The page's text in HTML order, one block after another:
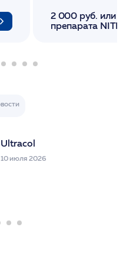
2 000 руб. или
препарата
Ultracol
10 июля 2026